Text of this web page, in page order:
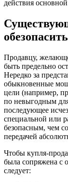
действия
Продавцу,
быть предельно
Нередко за
обыкновенные
цели (например,
по невыгодным
последующее
специальной или
безопасным, чем
передачей
Чтобы купля-
была сопряжена с
следует: